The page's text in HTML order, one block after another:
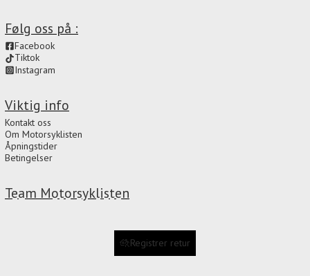
Team Motorsyklisten
Viktig info
Kontakt oss
Om Motorsyklisten
Åpningstider
Betingelser
Følg oss på :
Facebook
Tiktok
Instagram
Registrer retur